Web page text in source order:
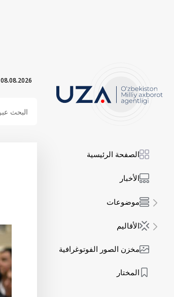
08.08.2026
الصفحة الرئيسية
الأخبار
موضوعات
الأقاليم
مخزن الصور الفوتوغرافية
المختار